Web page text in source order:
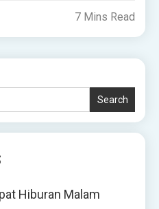
7 Mins Read
Search
Hiburan Malam